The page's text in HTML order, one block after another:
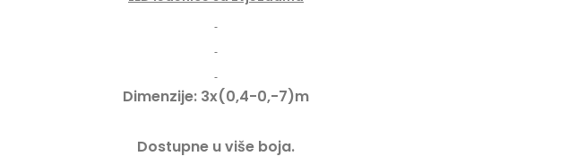
D
o
Dimenzije: 3x(0,4-0,-7)m
Dostupne u više boja.